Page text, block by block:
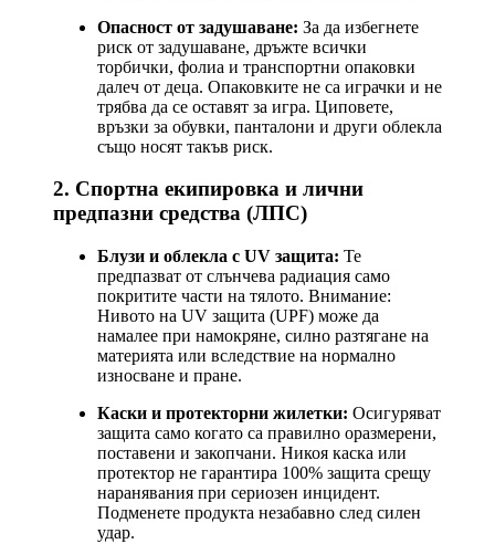
Опасност от задушаване: За да избегнете
риск от задушаване, дръжте всички
торбички, фолиа и транспортни опаковки
далеч от деца. Опаковките не са играчки и не
трябва да се оставят за игра. Циповете,
връзки за обувки, панталони и други облекла
също носят такъв риск.
2. Спортна екипировка и лични
предпазни средства (ЛПС)
Блузи и облекла с UV защита: Те
предпазват от слънчева радиация само
покритите части на тялото. Внимание:
Нивото на UV защита (UPF) може да
намалее при намокряне, силно разтягане на
материята или вследствие на нормално
износване и пране.
Каски и протекторни жилетки: Осигуряват
защита само когато са правилно оразмерени,
поставени и закопчани. Никоя каска или
протектор не гарантира 100% защита срещу
наранявания при сериозен инцидент.
Подменете продукта незабавно след силен
удар.